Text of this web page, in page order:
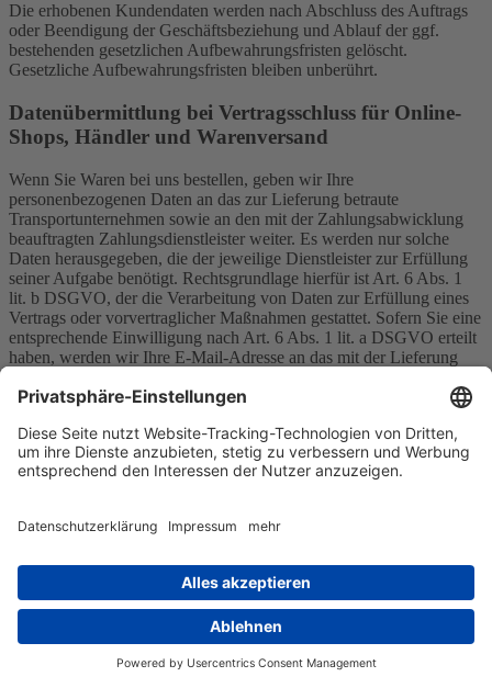
Die erhobenen Kundendaten werden nach Abschluss des Auftrags
oder Beendigung der Geschäftsbeziehung und Ablauf der ggf.
bestehenden gesetzlichen Aufbewahrungsfristen gelöscht.
Gesetzliche Aufbewahrungsfristen bleiben unberührt.
Daten­übermittlung bei Vertragsschluss für Online-
Shops, Händler und Warenversand
Wenn Sie Waren bei uns bestellen, geben wir Ihre
personenbezogenen Daten an das zur Lieferung betraute
Transportunternehmen sowie an den mit der Zahlungsabwicklung
beauftragten Zahlungsdienstleister weiter. Es werden nur solche
Daten herausgegeben, die der jeweilige Dienstleister zur Erfüllung
seiner Aufgabe benötigt. Rechtsgrundlage hierfür ist Art. 6 Abs. 1
lit. b DSGVO, der die Verarbeitung von Daten zur Erfüllung eines
Vertrags oder vorvertraglicher Maßnahmen gestattet. Sofern Sie eine
entsprechende Einwilligung nach Art. 6 Abs. 1 lit. a DSGVO erteilt
haben, werden wir Ihre E-Mail-Adresse an das mit der Lieferung
Mail über den Versandstatus Ihrer Bestellung informieren kann; Sie
Newsletter Ameldung
Kontaktinformationen finden Sie u. a. in der Datenschutzerklärung.
Mit der Anmeldung akzeptieren Sie unsere Datenschutzerklärung.
Allgemeinen Geschäftsbedingungen
Datenschutzrichtlinie